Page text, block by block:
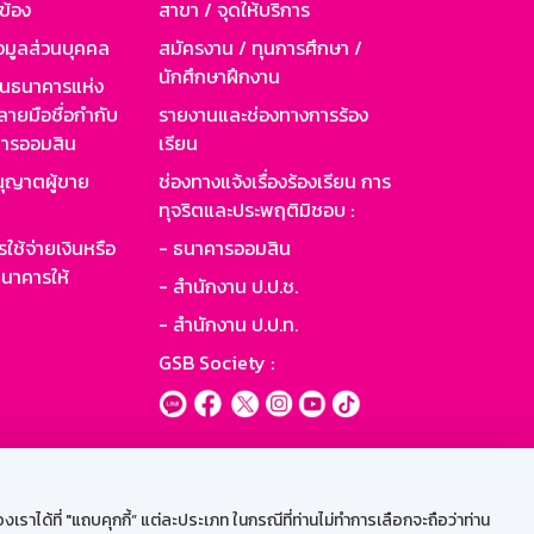
ได้ที่ "แถบคุกกี้” แต่ละประเภท ในกรณีที่ท่านไม่ทำการเลือกจะถือว่าท่าน
อง
มูลส่วนบุคคล
นาคารแห่ง
ายมือชื่อกำกับ
รออมสิน
ญาตผู้ขาย
ช้จ่ายเงินหรือ
คารให้
สาขา / จุดให้บริการ
สมัครงาน / ทุนการศึกษา /
นักศึกษาฝึกงาน
รายงานและช่องทางการร้อง
เรียน
ช่องทางแจ้งเรื่องร้องเรียน การ
ทุจริตและประพฤติมิชอบ :
- ธนาคารออมสิน
- สำนักงาน ป.ป.ช.
- สำนักงาน ป.ป.ท.
GSB Society :